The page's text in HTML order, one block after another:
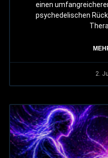
einen
psychedelischen
2.